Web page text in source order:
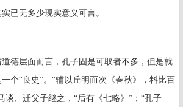
已无多少现实意义可言。
德层面而言，孔子固是可取者不多，但是就
个“良史”。“辅以丘明而次《春秋》，料比百
谈、迁父子继之，“后有《七略》”；“孔子